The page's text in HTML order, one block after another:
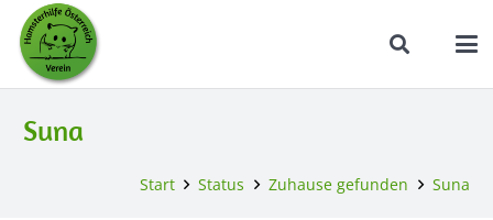
Suna
Start Status Zuhause gefunden Suna